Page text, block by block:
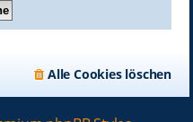
Alle Cookies löschen